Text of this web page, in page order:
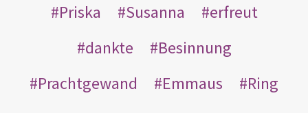
Priska
Susanna
erfreut
dankte
Besinnung
Prachtgewand
Emmaus
Ring